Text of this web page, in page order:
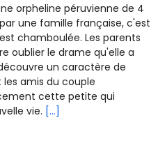
orpheline péruvienne de 4
une famille française, c'est
chamboulée. Les parents
oublier le drame qu'elle a
un caractère de
amis du couple
cette petite qui
vie. [...]